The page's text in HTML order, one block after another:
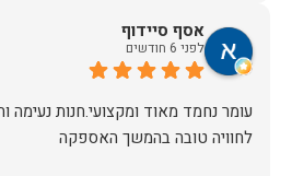
אסף סיידוף
לפני 6 חודשים
עומר נחמד מאוד ומקצועי.חנות נעימה
לחוויה טובה בהמשך האספקה